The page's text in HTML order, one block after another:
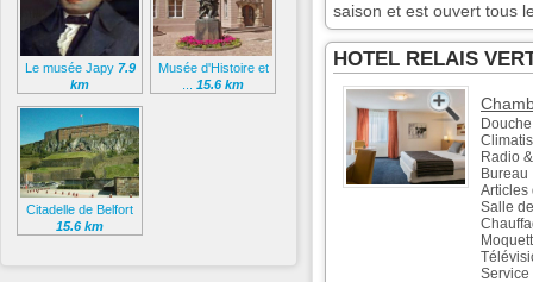
saison et est ouvert tous
HOTEL RELAIS
Radio
Bureau
Articles
Salle
Service
Le musée Japy 7.9
km
Musée d'Histoire et
15.6 km
Citadelle de Belfort
15.6 km